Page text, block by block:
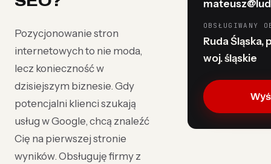
Pozycjonowanie stron
internetowych to nie moda,
lecz konieczność w
dzisiejszym biznesie. Gdy
potencjalni klienci szukają
usług w Google, chcą znaleźć
Cię na pierwszej stronie
wyników. Obsługuję firmy z
OBSŁUGIWANY
Ruda Śląska,
woj. śląskie